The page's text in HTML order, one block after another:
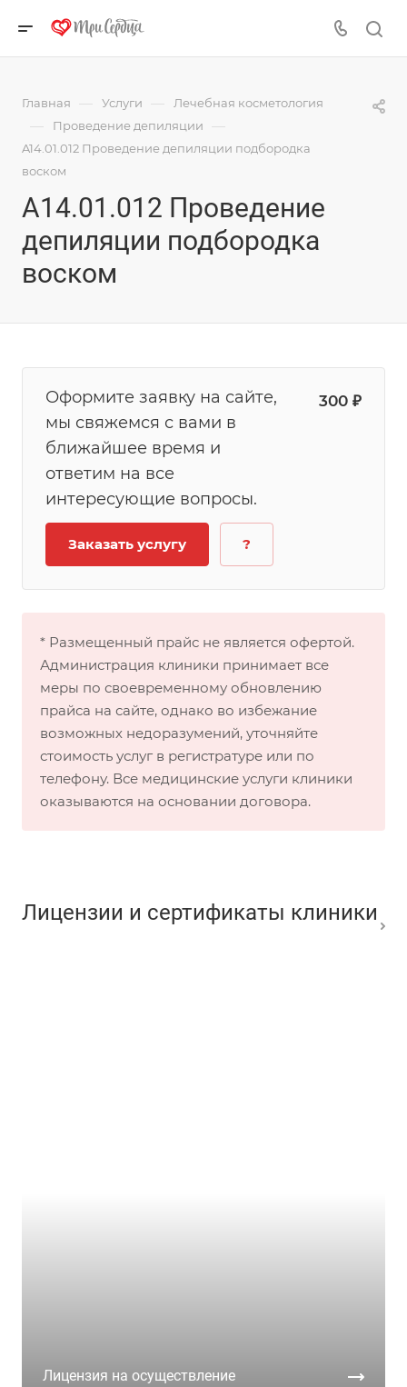
Главная — Услуги — Лечебная косметология
— Проведение депиляции —
A14.01.012 Проведение депиляции подбородка
воском
A14.01.012 Проведение
депиляции подбородка
воском
Оформите заявку на сайте,
мы свяжемся с вами в
ближайшее время и
ответим на все
интересующие вопросы.
300 ₽
Заказать услугу ?
* Размещенный прайс не является офертой.
Администрация клиники принимает все
меры по своевременному обновлению
прайса на сайте, однако во избежание
возможных недоразумений, уточняйте
стоимость услуг в регистратуре или по
телефону. Все медицинские услуги клиники
оказываются на основании договора.
Лицензии и сертификаты клиники
Лицензия на осуществление